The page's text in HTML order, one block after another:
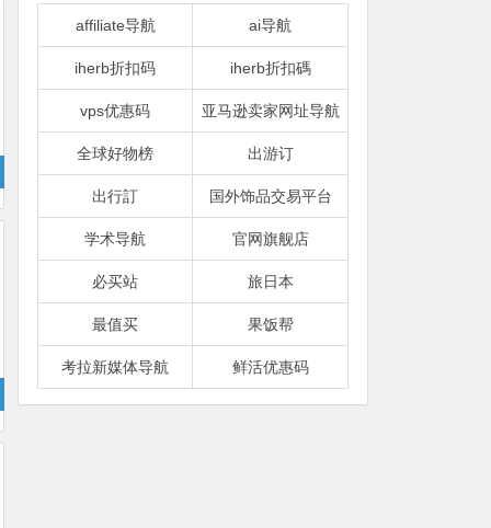
affiliate导航 ai导航
iherb折扣码 iherb折扣碼
vps优惠码 亚马逊卖家网址导航
全球好物榜 出游订
出行訂 国外饰品交易平台
学术导航 官网旗舰店
必买站 旅日本
最值买 果饭帮
考拉新媒体导航 鲜活优惠码